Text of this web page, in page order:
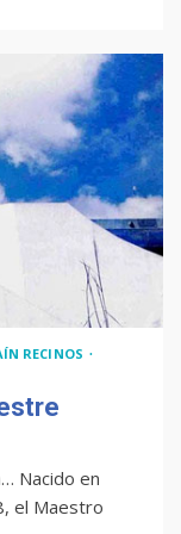
RECINOS
Nacido en
el Maestro